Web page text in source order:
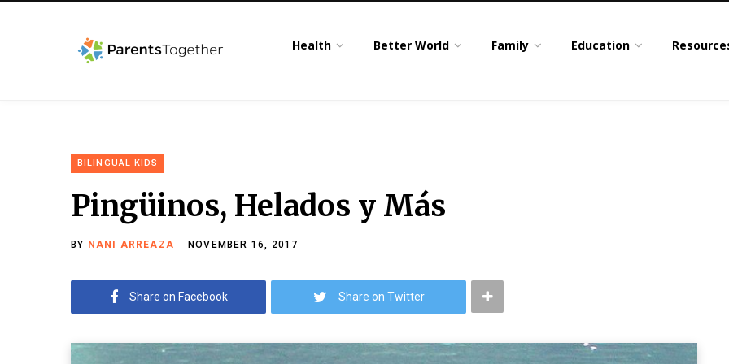
Health Better World Family Education
BILINGUAL KIDS
Pingüinos, Helados y Más
BY NANI ARREAZA NOVEMBER 16, 2017
Share on Facebook Share on Twitter